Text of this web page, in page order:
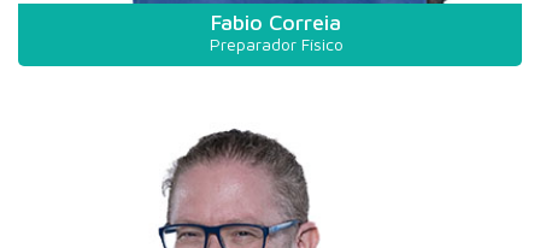
Fabio Correia
Preparador Físico